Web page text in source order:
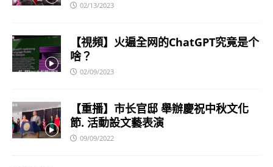
02/13/2023
【視頻】火遍全网的ChatGPT究竟是个
啥？
02/09/2023
【重播】市长官邸 舉辦慶祝中秋文化
節. 活動設文藝表演
09/09/2022